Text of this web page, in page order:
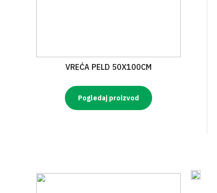
VREĆA PELD 50X100CM
Pogledaj proizvod